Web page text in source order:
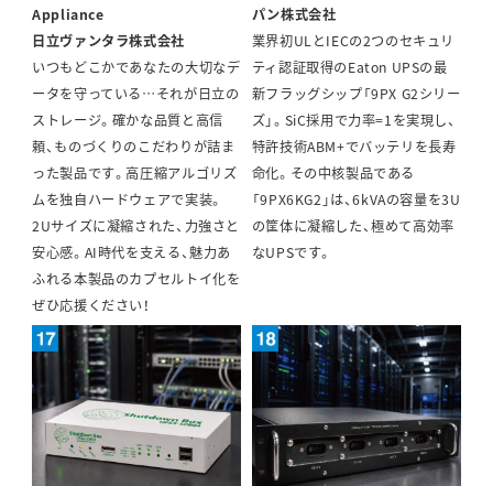
Appliance
日立ヴァンタラ株式会社
いつもどこかであなたの大切なデ
ータを守っている…それが日立の
ストレージ。確かな品質と高信
頼、ものづくりのこだわりが詰ま
った製品です。高圧縮アルゴリズ
ムを独自ハードウェアで実装。
2Uサイズに凝縮された、力強さと
安心感。AI時代を支える、魅力あ
ふれる本製品のカプセルトイ化を
ぜひ応援ください！
パン株式会社
業界初ULとIECの2つのセキュリ
ティ認証取得のEaton UPSの最
新フラッグシップ「9PX G2シリー
ズ」。SiC採用で力率=1を実現し、
特許技術ABM+でバッテリを長寿
命化。その中核製品である
「9PX6KG2」は、6kVAの容量を3U
の筐体に凝縮した、極めて高効率
なUPSです。